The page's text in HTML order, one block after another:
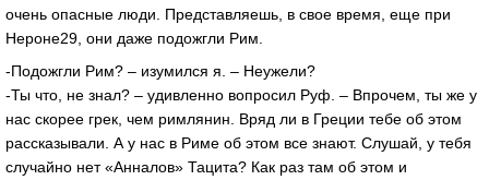
очень опасные люди. Представляешь, в свое время, еще при
Нероне29, они даже подожгли Рим.
-Подожгли Рим? – изумился я. – Неужели?
-Ты что, не знал? – удивленно вопросил Руф. – Впрочем, ты же у
нас скорее грек, чем римлянин. Вряд ли в Греции тебе об этом
рассказывали. А у нас в Риме об этом все знают. Слушай, у тебя
случайно нет «Анналов» Тацита? Как раз там об этом и